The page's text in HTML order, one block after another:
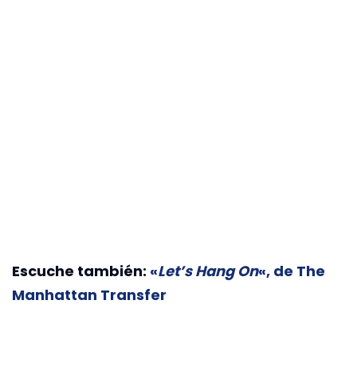
Escuche también: «Let’s Hang On«, de The
Manhattan Transfer